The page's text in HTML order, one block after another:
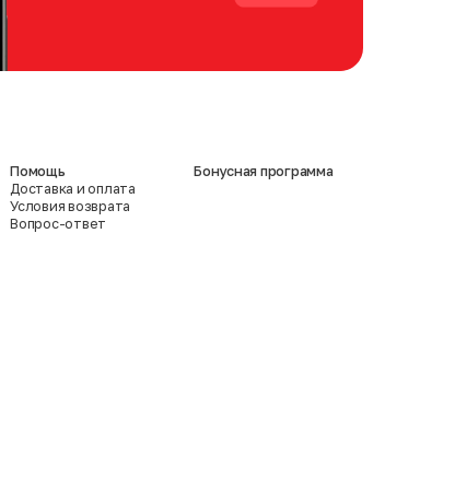
Помощь
Доставка и оплата
Условия возврата
Вопрос-ответ
Бонусная программа